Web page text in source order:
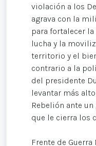
violación a los
agrava con la
para fortalecer
lucha y la
territorio y el
contrario a la
del presidente
levantar más
Rebelión ante
que le cierra los
Frente de